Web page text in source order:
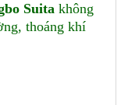
Suita không
thoáng khí